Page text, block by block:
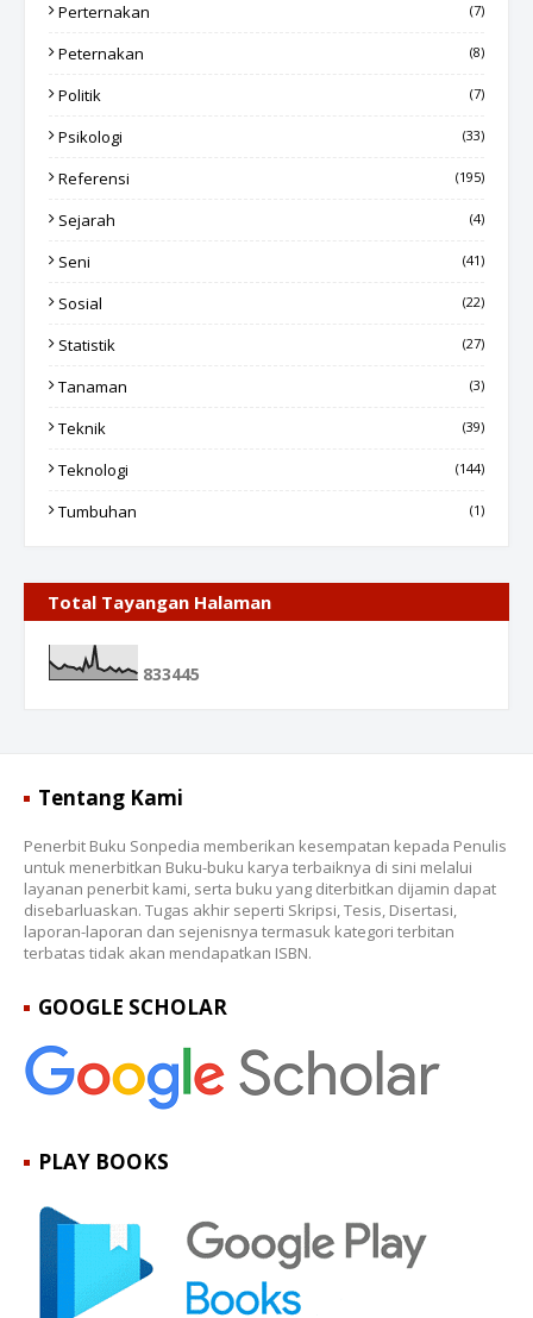
Perternakan (7)
Peternakan (8)
Politik (7)
Psikologi (33)
Referensi (195)
Sejarah (4)
Seni (41)
Sosial (22)
Statistik (27)
Tanaman (3)
Teknik (39)
Teknologi (144)
Tumbuhan (1)
Total Tayangan Halaman
833445
Tentang Kami
Penerbit Buku Sonpedia memberikan kesempatan kepada Penulis
untuk menerbitkan Buku-buku karya terbaiknya di sini melalui
layanan penerbit kami, serta buku yang diterbitkan dijamin dapat
disebarluaskan. Tugas akhir seperti Skripsi, Tesis, Disertasi,
laporan-laporan dan sejenisnya termasuk kategori terbitan
terbatas tidak akan mendapatkan ISBN.
GOOGLE SCHOLAR
PLAY BOOKS